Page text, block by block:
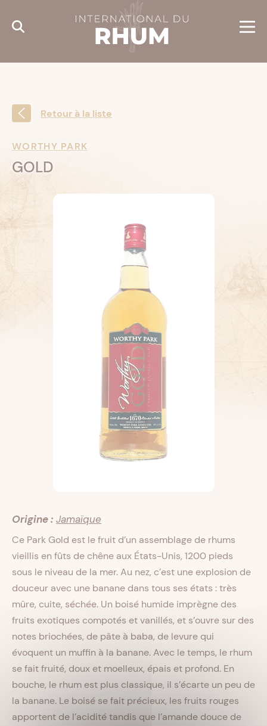
Retour à la liste
WORTHY PARK
GOLD
Origine : Jamaïque
Ce Park Gold est le fruit d’un assemblage de rhums
vieillis en fûts de chêne aux États-Unis, 1200 pieds
sous le niveau de la mer. Au nez, c’est une explosion de
douceur avec une banane dans tous ses états : très
mûre, cuite, séchée. Un boisé humide imprègne des
fruits exotiques compotés et vanillés, et s’ouvre sur des
notes briochées, de pâte à baba, de levure qui
évoquent un muffin à la banane. Avec le temps, le rhum
se fait fruité, doux et moelleux, épais et profond. En
bouche, le rhum est plus classique, il s’écarte un peu de
la banane. Le boisé se fait précieux, les fruits rouges
apportent de l’acidité tandis que l’amande douce de
Cookies management panel